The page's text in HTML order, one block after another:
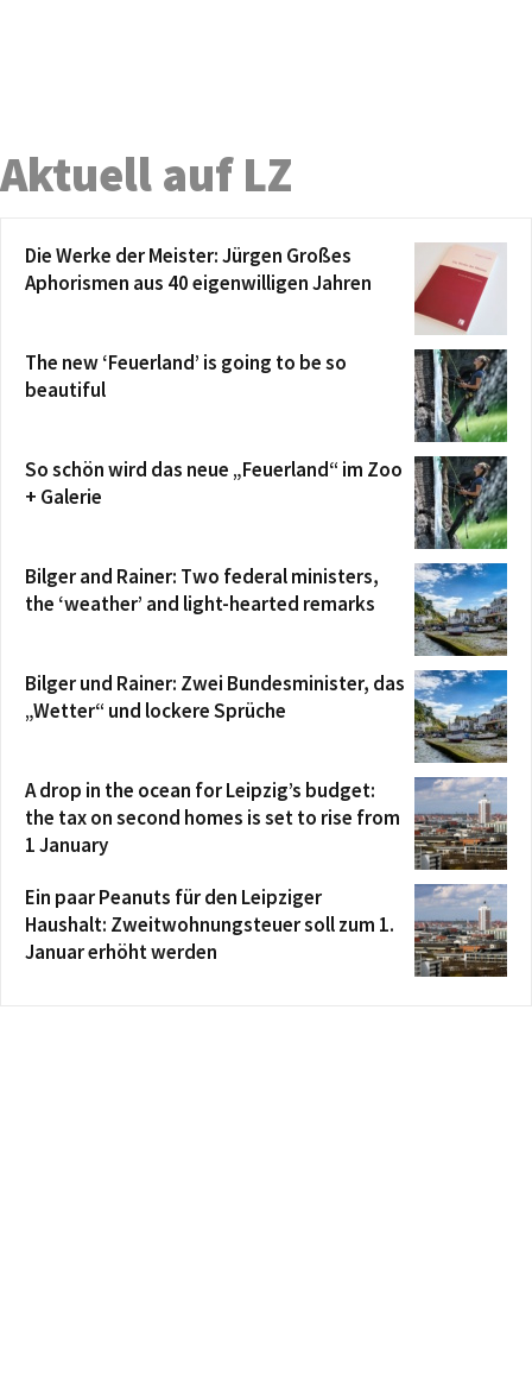
Aktuell auf LZ
Die Werke der Meister: Jürgen Großes
Aphorismen aus 40 eigenwilligen Jahren
The new ‘Feuerland’ is going to be so
beautiful
So schön wird das neue „Feuerland“ im Zoo
+ Galerie
Bilger and Rainer: Two federal ministers,
the ‘weather’ and light-hearted remarks
Bilger und Rainer: Zwei Bundesminister, das
„Wetter“ und lockere Sprüche
A drop in the ocean for Leipzig’s budget:
the tax on second homes is set to rise from
1 January
Ein paar Peanuts für den Leipziger
Haushalt: Zweitwohnungsteuer soll zum 1.
Januar erhöht werden